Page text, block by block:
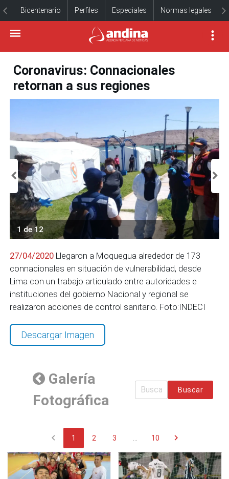
Bicentenario Perfiles Especiales Normas legales
Coronavirus: Connacionales
retornan a sus regiones
1 de 12
27/04/2020 Llegaron a Moquegua alrededor de 173
connacionales en situación de vulnerabilidad, desde
Lima con un trabajo articulado entre autoridades e
instituciones del gobierno Nacional y regional se
realizaron acciones de control sanitario. Foto:INDECI
Descargar Imagen
Galería
Fotográfica
Buscar
chevron_left 1 2 3 10 chevron_right